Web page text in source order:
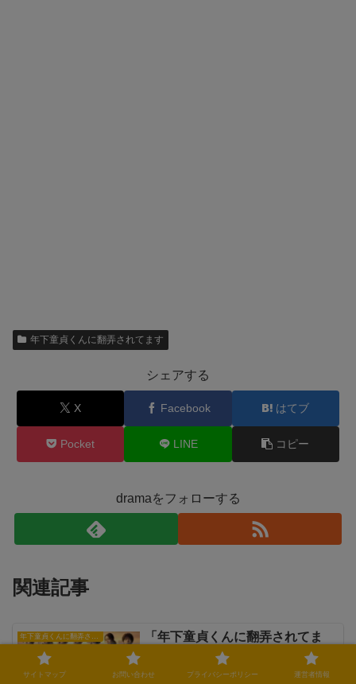
年下童貞くんに翻弄されてます
シェアする
X Facebook はてブ
Pocket LINE コピー
dramaをフォローする
関連記事
「年下童貞くんに翻弄されてま
す」ドラマキャスト一覧！主要登
場人物と配役を徹底紹介
サイトマップ お問い合わせ プライバシーポリシー 運営者情報